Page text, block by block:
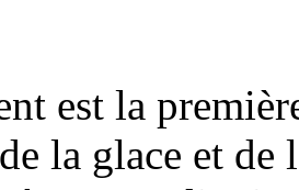
est la
la glace et de